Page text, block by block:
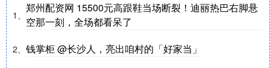
1、
郑州配资网 15500元高跟鞋当场断裂！迪丽热巴右脚悬
空那一刻，全场都看呆了
2、 钱掌柜 @长沙人，亮出咱村的「好家当」